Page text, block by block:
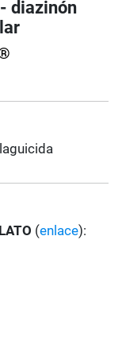
- diazinón
(enlace):